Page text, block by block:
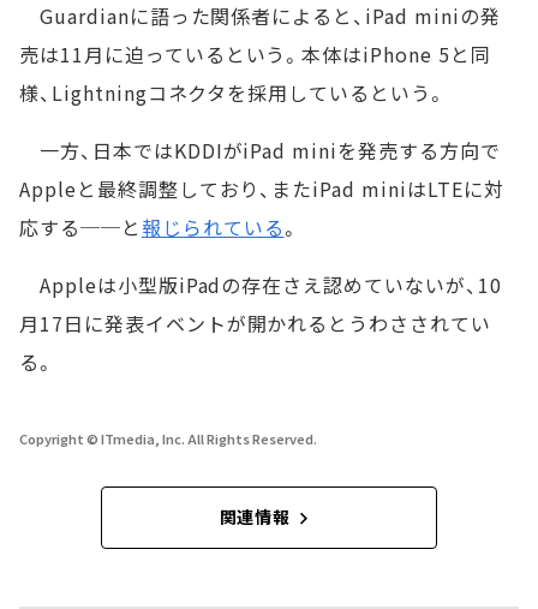
Guardianに語った関係者によると、iPad miniの発
売は11月に迫っているという。本体はiPhone 5と同
様、Lightningコネクタを採用しているという。
一方、日本ではKDDIがiPad miniを発売する方向で
Appleと最終調整しており、またiPad miniはLTEに対
応する──と報じられている。
Appleは小型版iPadの存在さえ認めていないが、10
月17日に発表イベントが開かれるとうわさされてい
る。
Copyright © ITmedia, Inc. All Rights Reserved.
関連情報